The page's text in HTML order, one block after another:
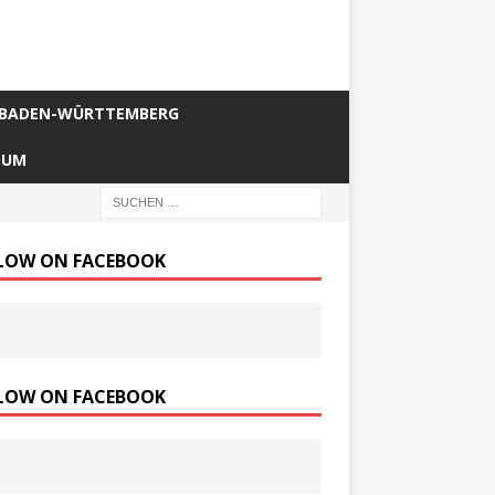
BADEN-WÜRTTEMBERG
ON FACEBOOK
ON FACEBOOK